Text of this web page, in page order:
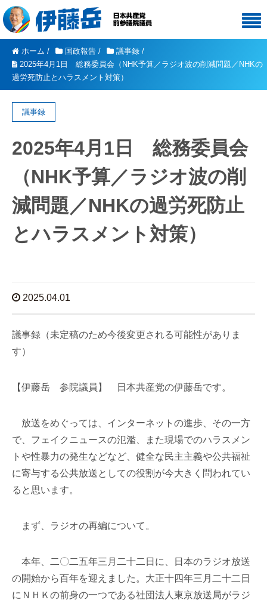
ホーム / 国政報告 / 議事録 /
2025年4月1日 総務委員会（NHK予算／ラジオ波の削減問題／NHKの
過労死防止とハラスメント対策）
議事録
2025年4月1日 総務委員会
（NHK予算／ラジオ波の削
減問題／NHKの過労死防止
とハラスメント対策）
2025.04.01
議事録（未定稿のため今後変更される可能性がありま
す）
【伊藤岳 参院議員】 日本共産党の伊藤岳です。
放送をめぐっては、インターネットの進歩、その一方
で、フェイクニュースの氾濫、また現場でのハラスメン
トや性暴力の発生などなど、健全な民主主義や公共福祉
に寄与する公共放送としての役割が今大きく問われてい
ると思います。
まず、ラジオの再編について。
本年、二〇二五年三月二十二日に、日本のラジオ放送
の開始から百年を迎えました。大正十四年三月二十二日
にＮＨＫの前身の一つである社団法人東京放送局がラジ